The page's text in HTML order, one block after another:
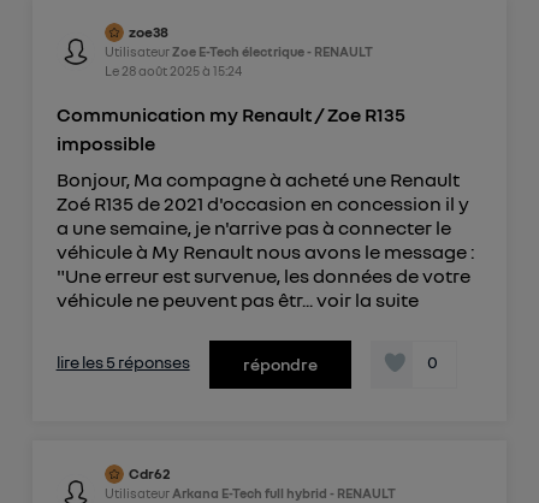
zoe38
UtilisateurZoe E-Tech électrique - RENAULT
Le 28 août 2025à 15:24
Communication my Renault / Zoe R135
impossible
Bonjour, Ma compagne à acheté une Renault
Zoé R135 de 2021 d'occasion en concession il y
a une semaine, je n'arrive pas à connecter le
véhicule à My Renault nous avons le message :
"Une erreur est survenue, les données de votre
véhicule ne peuvent pas êtr... voir la suite
lire les 5 réponses répondre 0
Cdr62
Utilisateur Arkana E-Tech full hybrid - RENAULT